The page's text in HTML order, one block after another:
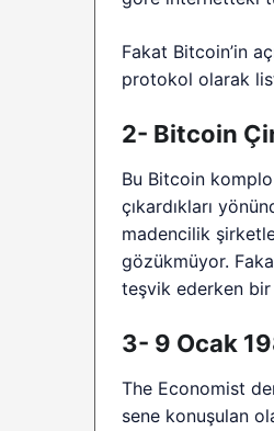
Fakat Bitcoin’in
protokol olarak
2- Bitcoin
Bu Bitcoin komplo
çıkardıkları
madencilik
gözükmüyor.
teşvik ederken bir
3- 9 Ocak
The Economist
sene konuşulan